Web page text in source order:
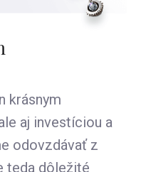
krásnym
aj investíciou a
odovzdávať z
teda dôležité